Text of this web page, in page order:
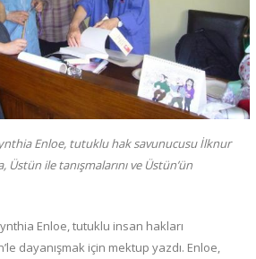
Enloe, tutuklu hak savunucusu İlknur
Üstün ile tanışmalarını ve Üstün’ün
Enloe, tutuklu insan hakları
dayanışmak için mektup yazdı. Enloe,